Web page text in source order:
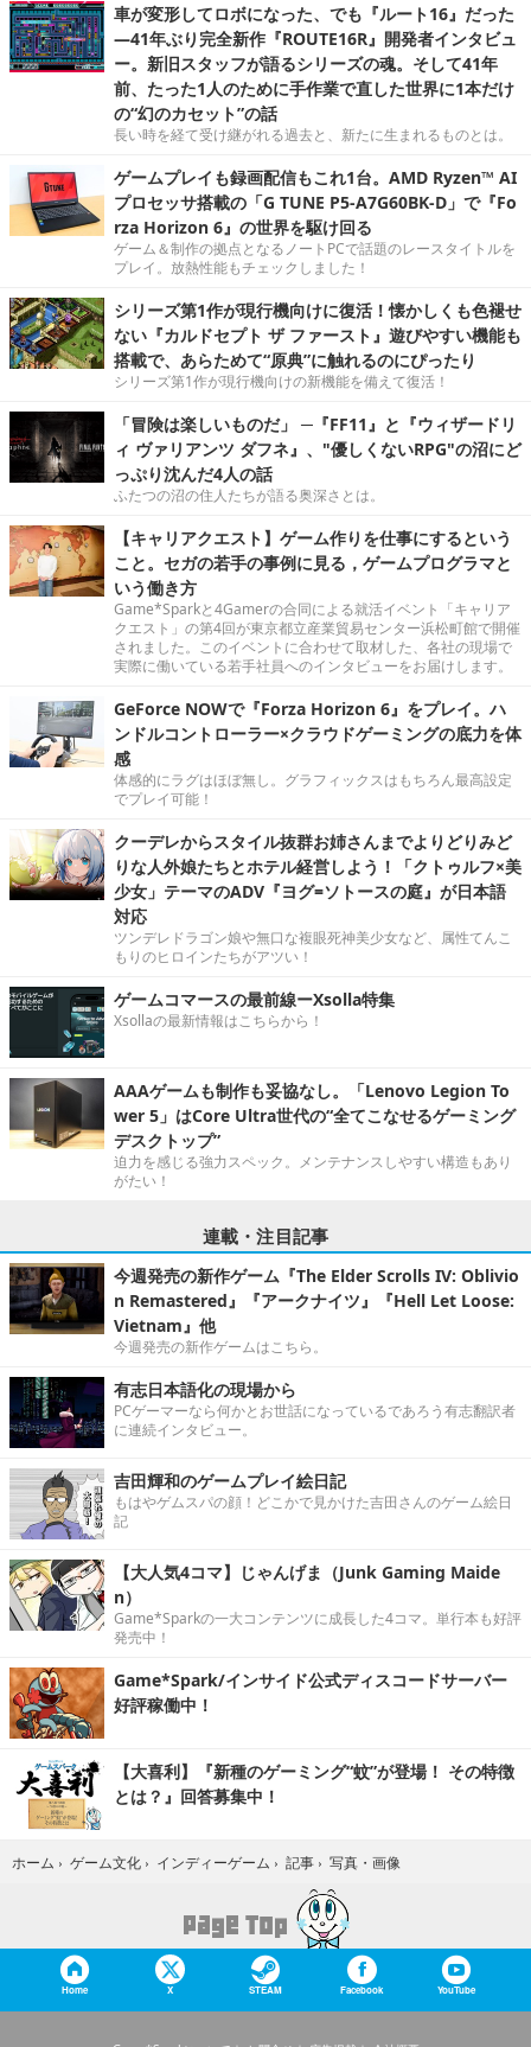
車が変形してロボになった、でも『ルート16』だった
―41年ぶり完全新作『ROUTE16R』開発者インタビュ
ー。新旧スタッフが語るシリーズの魂。そして41年
前、たった1人のために手作業で直した世界に1本だけ
の“幻のカセット”の話
長い時を経て受け継がれる過去と、新たに生まれるものとは。
ゲームプレイも録画配信もこれ1台。AMD Ryzen™ AI
プロセッサ搭載の「G TUNE P5-A7G60BK-D」で『Fo
rza Horizon 6』の世界を駆け回る
ゲーム＆制作の拠点となるノートPCで話題のレースタイトルを
プレイ。放熱性能もチェックしました！
シリーズ第1作が現行機向けに復活！懐かしくも色褪せ
ない『カルドセプト ザ ファースト』遊びやすい機能も
搭載で、あらためて“原典”に触れるのにぴったり
シリーズ第1作が現行機向けの新機能を備えて復活！
「冒険は楽しいものだ」 ─『FF11』と『ウィザードリ
ィ ヴァリアンツ ダフネ』、"優しくないRPG"の沼にど
っぷり沈んだ4人の話
ふたつの沼の住人たちが語る奥深さとは。
【キャリアクエスト】ゲーム作りを仕事にするという
こと。セガの若手の事例に見る，ゲームプログラマと
いう働き方
Game*Sparkと4Gamerの合同による就活イベント「キャリア
クエスト」の第4回が東京都立産業貿易センター浜松町館で開催
されました。このイベントに合わせて取材した、各社の現場で
実際に働いている若手社員へのインタビューをお届けします。
GeForce NOWで『Forza Horizon 6』をプレイ。ハ
ンドルコントローラー×クラウドゲーミングの底力を体
感
体感的にラグはほぼ無し。グラフィックスはもちろん最高設定
でプレイ可能！
クーデレからスタイル抜群お姉さんまでよりどりみど
りな人外娘たちとホテル経営しよう！「クトゥルフ×美
少女」テーマのADV『ヨグ=ソトースの庭』が日本語
対応
ツンデレドラゴン娘や無口な複眼死神美少女など、属性てんこ
もりのヒロインたちがアツい！
ゲームコマースの最前線ーXsolla特集
Xsollaの最新情報はこちらから！
AAAゲームも制作も妥協なし。「Lenovo Legion To
wer 5」はCore Ultra世代の“全てこなせるゲーミング
デスクトップ”
迫力を感じる強力スペック。メンテナンスしやすい構造もあり
がたい！
連載・注目記事
今週発売の新作ゲーム『The Elder Scrolls IV: Oblivio
n Remastered』『アークナイツ』『Hell Let Loose:
Vietnam』他
今週発売の新作ゲームはこちら。
有志日本語化の現場から
PCゲーマーなら何かとお世話になっているであろう有志翻訳者
に連続インタビュー。
吉田輝和のゲームプレイ絵日記
もはやゲムスパの顔！どこかで見かけた吉田さんのゲーム絵日
記
【大人気4コマ】じゃんげま（Junk Gaming Maide
n）
Game*Sparkの一大コンテンツに成長した4コマ。単行本も好評
発売中！
Game*Spark/インサイド公式ディスコードサーバー
好評稼働中！
【大喜利】『新種のゲーミング“蚊”が登場！ その特徴
とは？』回答募集中！
ホーム › ゲーム文化 › インディーゲーム › 記事 › 写真・画像
Home X STEAM Facebook YouTube